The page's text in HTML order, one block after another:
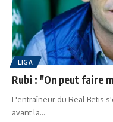
LIGA
Rubi : "On peut faire
L'entraîneur du Real Betis
avant la…